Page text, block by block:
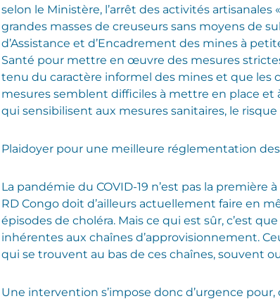
selon le Ministère, l’arrêt des activités
grandes masses de creuseurs sans moyens de
d’Assistance et d’Encadrement des mines à
Santé pour mettre en œuvre des mesures
tenu du caractère informel des mines et que les
mesures semblent difficiles à mettre en place et
qui sensibilisent aux mesures sanitaires, le
Plaidoyer pour une meilleure réglementation
La pandémie du COVID-19 n’est pas la première
RD Congo doit d’ailleurs actuellement faire en
épisodes de choléra. Mais ce qui est sûr, c’est
inhérentes aux chaînes d’approvisionnement.
qui se trouvent au bas de ces chaînes, souvent
Une intervention s’impose donc d’urgence